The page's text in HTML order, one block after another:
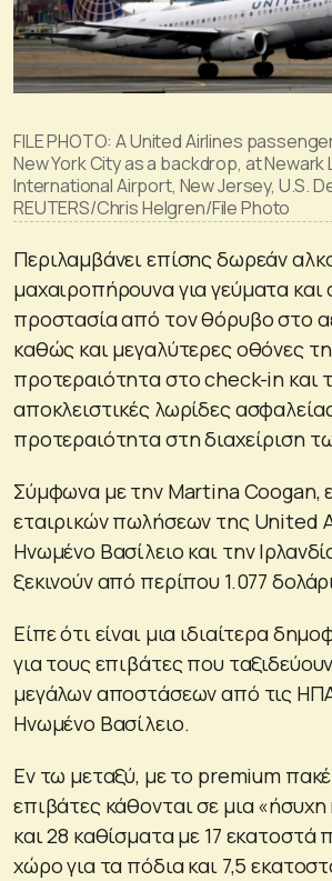
FILE PHOTO: A United Airlines
New York City as a backdrop, at Newark
International Airport, New Jersey, U.S.
REUTERS/Chris Helgren/File Photo
Περιλαμβάνει επίσης δωρεάν
μαχαιροπήρουνα για γεύματα και
προστασία από τον θόρυβο στο
καθώς και μεγαλύτερες οθόνες
προτεραιότητα στο check-in και
αποκλειστικές λωρίδες
προτεραιότητα στη διαχείριση
Σύμφωνα με την Martina Coogan,
εταιρικών πωλήσεων της United
Ηνωμένο Βασίλειο και την
ξεκινούν από περίπου 1.077
Είπε ότι είναι μια ιδιαίτερα
για τους επιβάτες που
μεγάλων αποστάσεων από τις
Ηνωμένο Βασίλειο.
Εν τω μεταξύ, με το premium
επιβάτες κάθονται σε μια
και 28 καθίσματα με 17 εκατοστά
χώρο για τα πόδια και 7,5